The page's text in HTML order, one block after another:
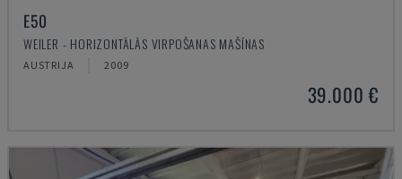
E50
WEILER - HORIZONTĀLĀS VIRPOŠANAS MAŠĪNAS
AUSTRIJA 2009
39.000 €